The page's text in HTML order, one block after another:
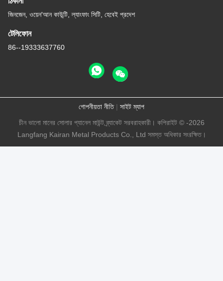
জিনজেন, ওয়েন'আন কাউন্টি, ল্যাংফাং সিটি, হেবেই প্রদেশ
টেলিফোন
86--19333637760
গোপনীয়তা নীতি| সাইট ম্যাপ
চীন ভালো মানের সোলার প্যানেল মাউন্ট ব্র্যাকেট সরবরাহকারী। কপিরাইট © -2026
Langfang Kairan Metal Products Co., Ltd সমস্ত অধিকার সংরক্ষিত।